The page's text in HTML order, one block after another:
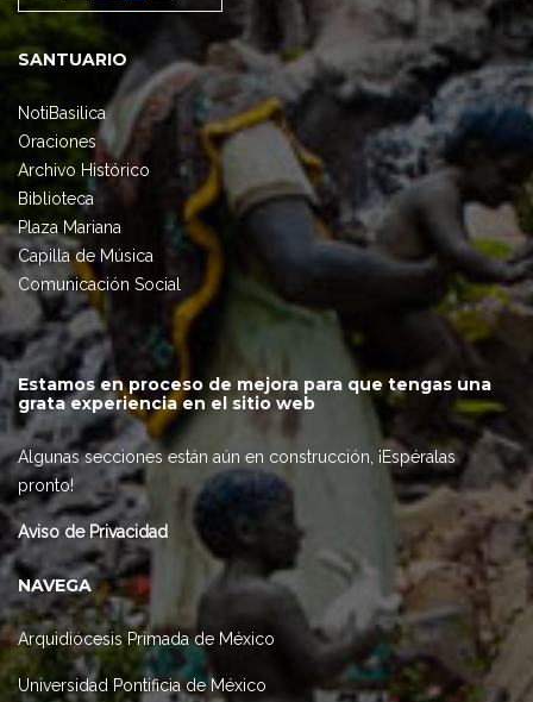
SANTUARIO
NotiBasilica
Oraciones
Archivo Histórico
Biblioteca
Plaza Mariana
Capilla de Música
Comunicación Social
Estamos en proceso de mejora para que tengas una
grata experiencia en el sitio web
Algunas secciones están aún en construcción, ¡Espéralas
pronto!
Aviso de Privacidad
NAVEGA
Arquidiócesis Primada de México
Universidad Pontificia de México